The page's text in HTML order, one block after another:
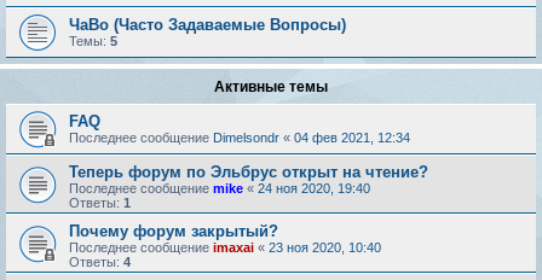
ЧаВо (Часто Задаваемые Вопросы)
Темы: 5
Активные темы
FAQ
Последнее сообщение Dimelsondr « 04 фев 2021, 12:34
Теперь форум по Эльбрус открыт на чтение?
Последнее сообщение mike « 24 ноя 2020, 19:40
Ответы: 1
Почему форум закрытый?
Последнее сообщение imaxai « 23 ноя 2020, 10:40
Ответы: 4